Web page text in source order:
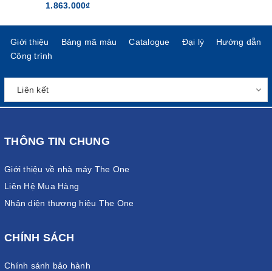
1.863.000₫
Giới thiệu Bảng mã màu Catalogue Đại lý
Hướng dẫn
Công trình
THÔNG TIN CHUNG
Giới thiệu về nhà máy The One
Liên Hệ Mua Hàng
Nhận diện thương hiệu The One
CHÍNH SÁCH
Chính sánh bảo hành